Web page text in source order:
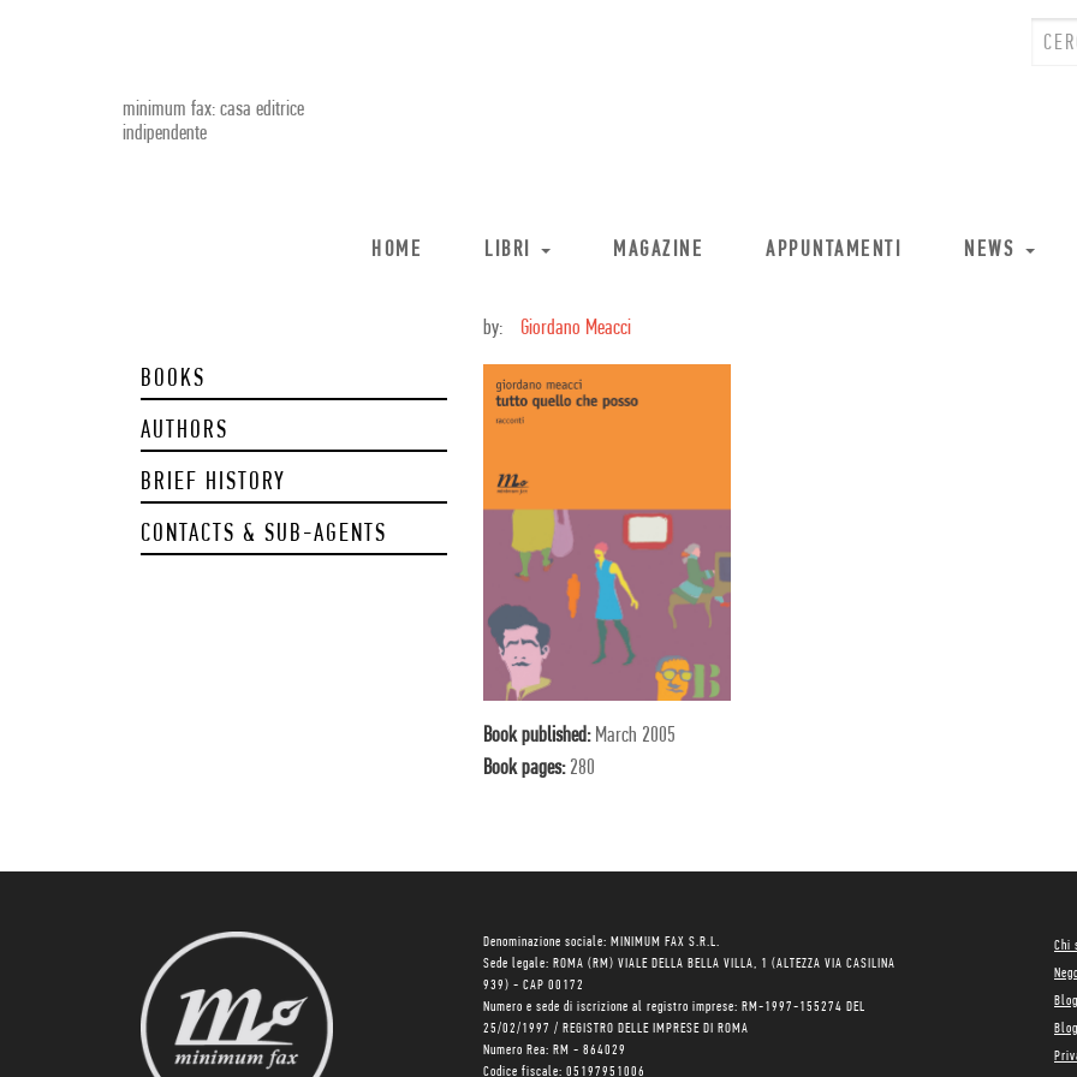
minimum fax: casa editrice
indipendente
HOME LIBRI MAGAZINE APPUNTAMENTI NEWS
BOOKS
AUTHORS
BRIEF HISTORY
CONTACTS & SUB-AGENTS
by: Giordano Meacci
Book published: March 2005
Book pages: 280
Denominazione sociale: MINIMUM FAX S.R.L.
Sede legale: ROMA (RM) VIALE DELLA BELLA VILLA, 1 (ALTEZZA VIA CASILINA
939) - CAP 00172
Numero e sede di iscrizione al registro imprese: RM-1997-155274 DEL
25/02/1997 / REGISTRO DELLE IMPRESE DI ROMA
Numero Rea: RM - 864029
Codice fiscale: 05197951006
Chi